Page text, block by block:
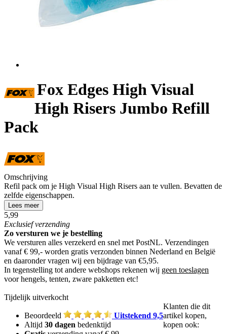
Fox Edges High Visual
High Risers Jumbo Refill
Pack
Omschrijving
Refil pack om je High Visual High Risers aan te vullen. Bevatten de
zelfde eigenschappen.
Lees meer
5,99
Exclusiefverzending
Zo versturen we je bestelling
We versturen alles verzekerd en snel met PostNL. Verzendingen
vanaf € 99,- worden gratis verzonden binnen Nederland en België
en daaronder vragen wij een bijdrage van €5,95.
In tegenstelling tot andere webshops rekenen wij geen toeslagen
voor hengels, tenten, zware pakketten etc!
Tijdelijk uitverkocht
Beoordeeld
Uitstekend 9,5
Altijd 30 dagen bedenktijd
Klanten die dit
artikel kopen,
kopen ook: